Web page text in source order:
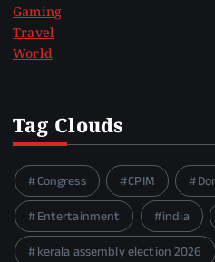
Gaming
Travel
World
Tag Clouds
Congress CPIM
Entertainment
india
kerala assembly election 2026